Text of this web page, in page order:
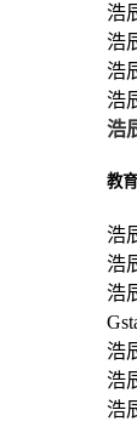
浩
浩
浩
浩
浩
教育
浩
浩
浩
浩
浩
浩